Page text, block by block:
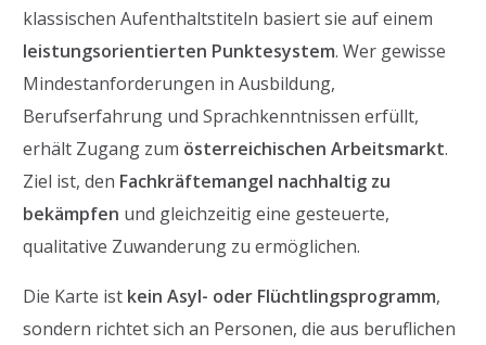
klassischen Aufenthaltstiteln basiert sie auf einem
leistungsorientierten Punktesystem. Wer gewisse
Mindestanforderungen in Ausbildung,
Berufserfahrung und Sprachkenntnissen erfüllt,
erhält Zugang zum österreichischen Arbeitsmarkt.
Ziel ist, den Fachkräftemangel nachhaltig zu
bekämpfen und gleichzeitig eine gesteuerte,
qualitative Zuwanderung zu ermöglichen.
Die Karte ist kein Asyl- oder Flüchtlingsprogramm,
sondern richtet sich an Personen, die aus beruflichen